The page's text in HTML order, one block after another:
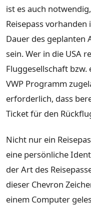
ist es auch
Reisepass
Dauer des geplanten
sein. Wer in die USA
Fluggesellschaft
VWP Programm
erforderlich, dass
Ticket für den
Nicht nur ein
eine persönliche
der Art des
dieser Chevron
einem Computer